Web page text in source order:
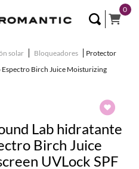
0
solar Bloqueadores
Protector
Birch Juice Moisturizing
Lab hidratante
Birch Juice
UVLock SPF